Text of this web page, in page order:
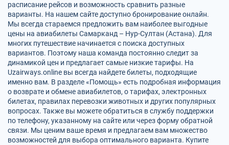
расписание рейсов и возможность сравнить разные
варианты. На нашем сайте доступно бронирование онлайн.
Мы всегда стараемся предложить вам наиболее выгодные
цены на авиабилеты Самарканд – Нур-Султан (Астана). Для
многих путешествие начинается с поиска доступных
вариантов. Поэтому наша команда постоянно следит за
динамикой цен и предлагает самые низкие тарифы. На
Uzairways.online вы всегда найдете билеты, подходящие
именно вам. В разделе «Помощь» есть подробная информация
о возврате и обмене авиабилетов, о тарифах, электронных
билетах, правилах перевозки животных и других популярных
вопросах. Также вы можете обратиться в службу поддержки
по телефону, указанному на сайте или через форму обратной
связи. Мы ценим ваше время и предлагаем вам множество
возможностей для выбора оптимального варианта. Купите